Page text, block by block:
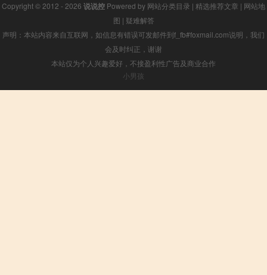
Copyright © 2012 - 2026 说说控 Powered by 网站分类目录 | 精选推荐文章 | 网站地
图 | 疑难解答
声明：本站内容来自互联网，如信息有错误可发邮件到f_fb#foxmail.com说明，我们
会及时纠正，谢谢
本站仅为个人兴趣爱好，不接盈利性广告及商业合作
小男孩